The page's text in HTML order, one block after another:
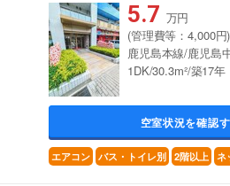
5.7 万円
(管理費等：4,000円)
鹿児島本線/鹿児島
1DK/30.3m²/築17年
空室状況を確認
エアコン バス・トイレ別 2階以上 ネ